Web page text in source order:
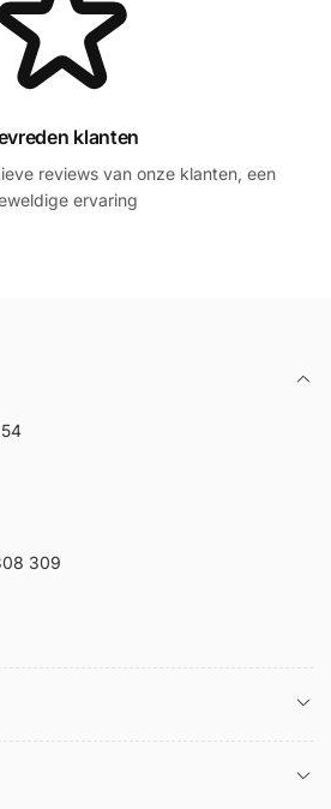
klanten
reviews van onze klanten, een
ervaring
309